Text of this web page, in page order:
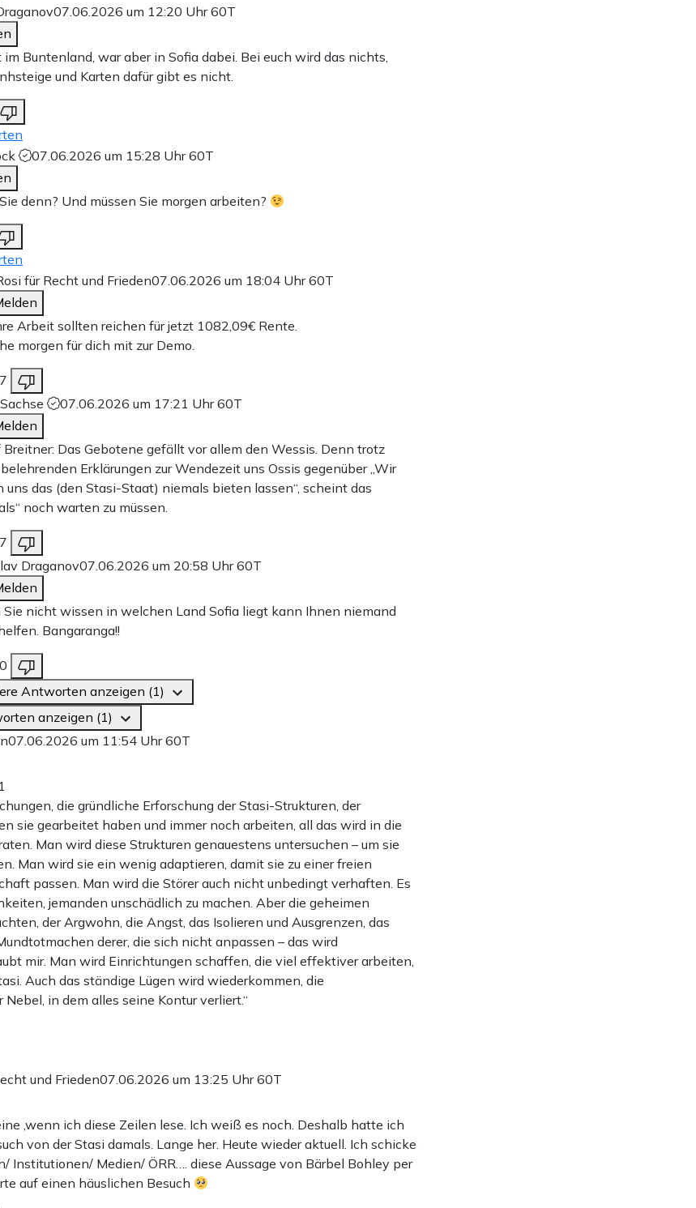
07.06.2026 um 12:20 Uhr60T
Buntenland, war aber in Sofia dabei. Bei euch wird das nichts,
und Karten dafür gibt es nicht.
07.06.2026 um 15:28 Uhr60T
denn? Und müssen Sie morgen arbeiten?
für Recht und Frieden07.06.2026 um 18:04 Uhr60T
Arbeit sollten reichen für jetzt 1082,09€ Rente.
morgen für dich mit zur Demo.
7
07.06.2026 um 17:21 Uhr60T
Breitner: Das Gebotene gefällt vor allem den Wessis. Denn trotz
Erklärungen zur Wendezeit uns Ossis gegenüber „Wir
uns das (den Stasi-Staat) niemals bieten lassen“, scheint das
noch warten zu müssen.
7
Draganov07.06.2026 um 20:58 Uhr60T
nicht wissen in welchen Land Sofia liegt kann Ihnen niemand
Bangaranga!!
0
Antworten anzeigen (1)
anzeigen (1)
07.06.2026 um 11:54 Uhr60T
die gründliche Erforschung der Stasi-Strukturen, der
sie gearbeitet haben und immer noch arbeiten, all das wird in die
Man wird diese Strukturen genauestens untersuchen – um sie
Man wird sie ein wenig adaptieren, damit sie zu einer freien
passen. Man wird die Störer auch nicht unbedingt verhaften. Es
jemanden unschädlich zu machen. Aber die geheimen
der Argwohn, die Angst, das Isolieren und Ausgrenzen, das
derer, die sich nicht anpassen – das wird
mir. Man wird Einrichtungen schaffen, die viel effektiver arbeiten,
Auch das ständige Lügen wird wiederkommen, die
in dem alles seine Kontur verliert.“
und Frieden07.06.2026 um 13:25 Uhr60T
,wenn ich diese Zeilen lese. Ich weiß es noch. Deshalb hatte ich
von der Stasi damals. Lange her. Heute wieder aktuell. Ich schicke
Institutionen/ Medien/ ÖRR…. diese Aussage von Bärbel Bohley per
auf einen häuslichen Besuch